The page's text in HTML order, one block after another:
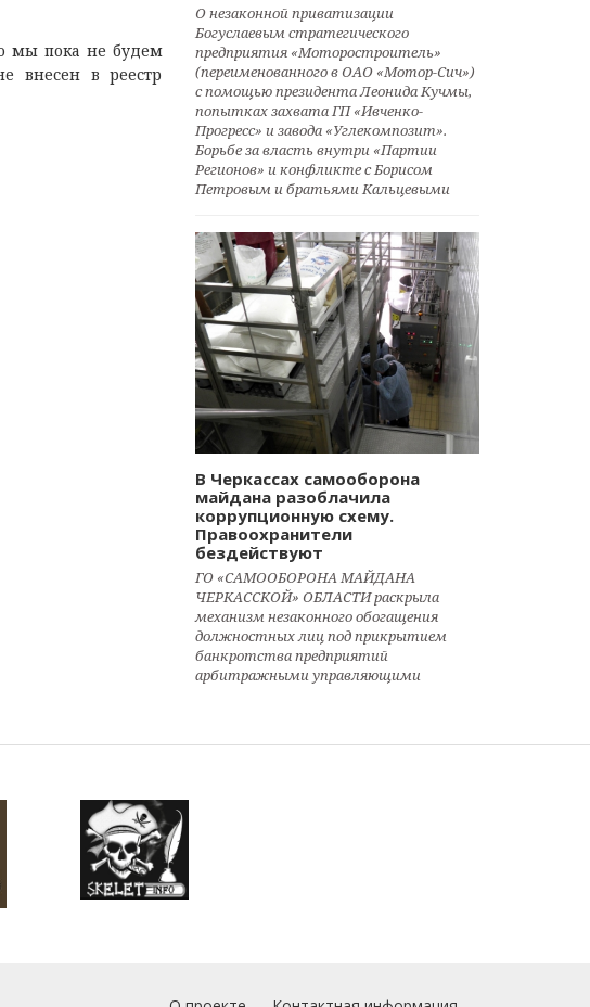
мы пока не будем
внесен в реестр
О незаконной приватизации
Богуслаевым стратегического
предприятия «Моторостроитель»
(переименованного в ОАО «Мотор-Сич»)
с помощью президента Леонида Кучмы,
попытках захвата ГП «Ивченко-
Прогресс» и завода «Углекомпозит».
Борьбе за власть внутри «Партии
Регионов» и конфликте с Борисом
Петровым и братьями Кальцевыми
В Черкассах самооборона
майдана разоблачила
коррупционную схему.
Правоохранители
бездействуют
ГО «САМООБОРОНА МАЙДАНА
ЧЕРКАССКОЙ» ОБЛАСТИ раскрыла
механизм незаконного обогащения
должностных лиц под прикрытием
банкротства предприятий
арбитражными управляющими